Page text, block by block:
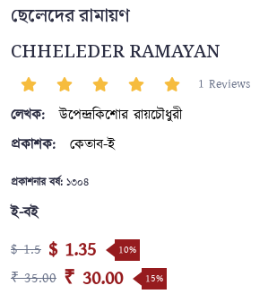
ছেলেদের রামায়ণ
CHHELEDER RAMAYAN
1 Reviews
লেখক:
উপেন্দ্রকিশোর রায়চৌধুরী
প্রকাশক:
কেতাব-ই
প্রকাশনার বর্ষ: ১৩০৪
ই-বই
$ 1.5 $ 1.35 10%
₹ 35.00 ₹ 30.00 15%